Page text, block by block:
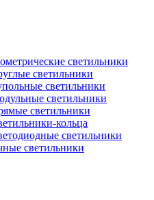
светильники
светильники
светильники
светильники
светильники
кольца
светильники
светильники